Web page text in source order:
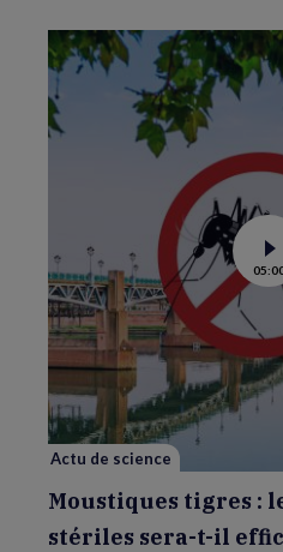
la
le
de
il
à
?
Actu de science
Moustiques tigres :
stériles sera-t-il